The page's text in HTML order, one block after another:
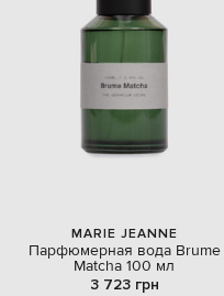
MARIE JEANNE
Парфюмерная вода Brume
Matcha 100 мл
3 723 грн